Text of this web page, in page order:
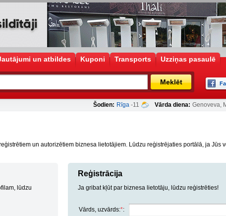
un atbildes Kuponi Transports Uzziņas pasaulē
Meklēt
Šodien: Rīga -11 Vārda diena: Genoveva,
un autorizētiem biznesa lietotājiem. Lūdzu reģistrējaties portālā, ja Jūs
lūdzu
Reģistrācija
Ja gribat kļūt par biznesa lietotāju, lūdzu reģistrēties!
Vārds, uzvārds:*: